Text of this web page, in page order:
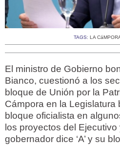
TAGS: LA
El ministro de Gobierno
Bianco, cuestionó a los
bloque de Unión por la
Cámpora en la Legislatura
bloque oficialista en
los proyectos del Ejecutivo
gobernador dice ‘A’ y su